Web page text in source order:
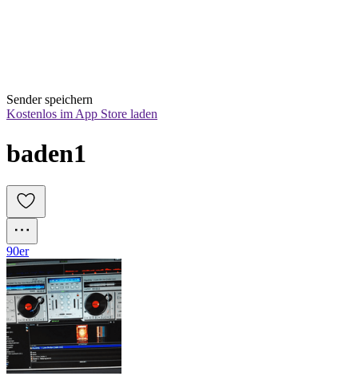
Sender speichern
Kostenlos im App Store laden
baden1
90er